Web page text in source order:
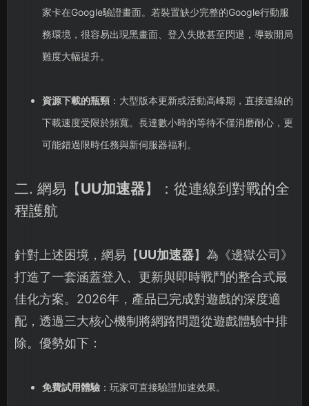
家卡在Google驗證畫面。若裝置缺少完整的Google行動服
務環境，很容易出現黑畫面、登入失敗甚至閃退，導致開局
難度大幅提升。
資源下載的瓶頸：大型版本更新或活動高峰期，直接連線的
下載速度受限於頻寬。長達數小時的等待不僅消磨耐心，更
可能錯過限時任務與新伺服器福利。
二. 網易【UU加速器】：從連線到對戰的全
程護航
針對上述困境，網易【UU加速器】為《邊獄公司》
打造了一套涵蓋登入、更新與即時戰鬥的整合式最
佳化方案。2026年，產品已完成對遊戲的深度適
配，透過三大核心機制將網路問題從遊戲體驗中排
除。優勢如下：
免費試用體驗：玩家可直接驗證加速效果。